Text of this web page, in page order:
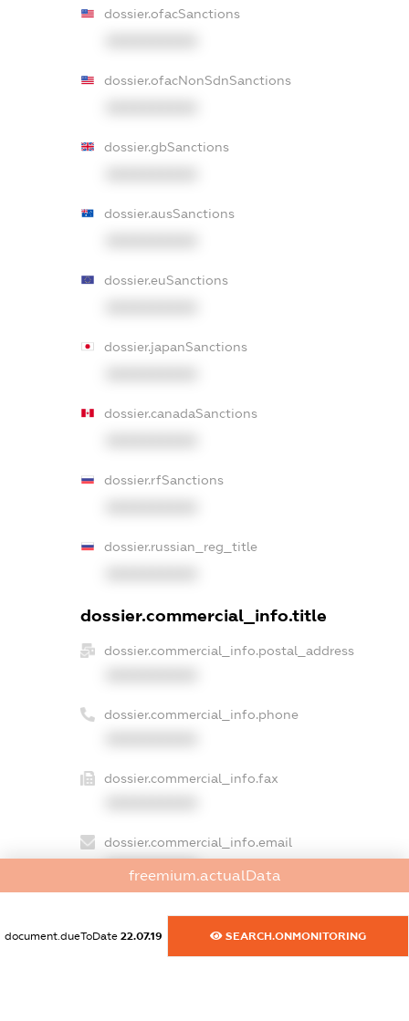
dossier.ofacSanctions
dossier.ofacNonSdnSanctions
dossier.gbSanctions
dossier.ausSanctions
dossier.euSanctions
dossier.japanSanctions
dossier.canadaSanctions
dossier.rfSanctions
dossier.russian_reg_title
dossier.commercial_info.title
dossier.commercial_info.postal_address
dossier.commercial_info.phone
dossier.commercial_info.fax
dossier.commercial_info.email
XXXXXXXXXX
freemium.actualData
document.dueToDate 22.07.19 SEARCH.ONMONITORING